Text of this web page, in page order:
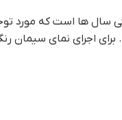
ها است که مورد
اجرای نمای سیمان